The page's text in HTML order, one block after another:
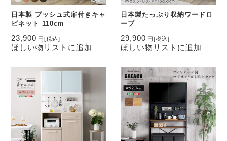
日本製 プッシュ式扉付きキャ
ビネット 110cm
23,900 円 [税込]
ほしい物リストに追加
日本製たっぷり収納ワードロ
ーブ
29,900 円 [税込]
ほしい物リストに追加